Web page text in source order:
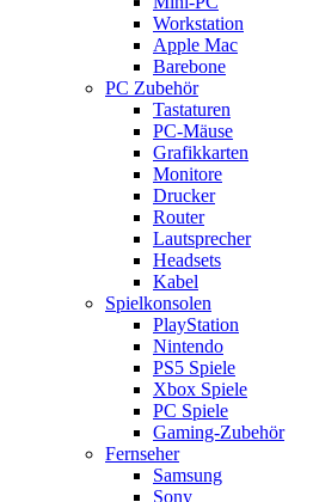
Workstation
Apple Mac
Barebone
PC Zubehör
Tastaturen
PC-Mäuse
Grafikkarten
Monitore
Drucker
Router
Lautsprecher
Headsets
Kabel
Spielkonsolen
PlayStation
Nintendo
PS5 Spiele
Xbox Spiele
PC Spiele
Gaming-Zubehör
Fernseher
Samsung
Sony